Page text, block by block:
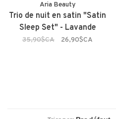
Aria Beauty
Trio de nuit en satin "Satin
Sleep Set" - Lavande
35,90$CA 26,90$CA